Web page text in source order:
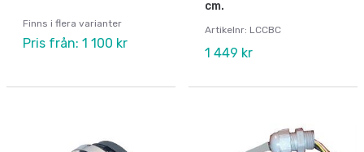
Finns i flera varianter
Pris från: 1 100 kr
cm.
Artikelnr: LCCBC
1 449 kr